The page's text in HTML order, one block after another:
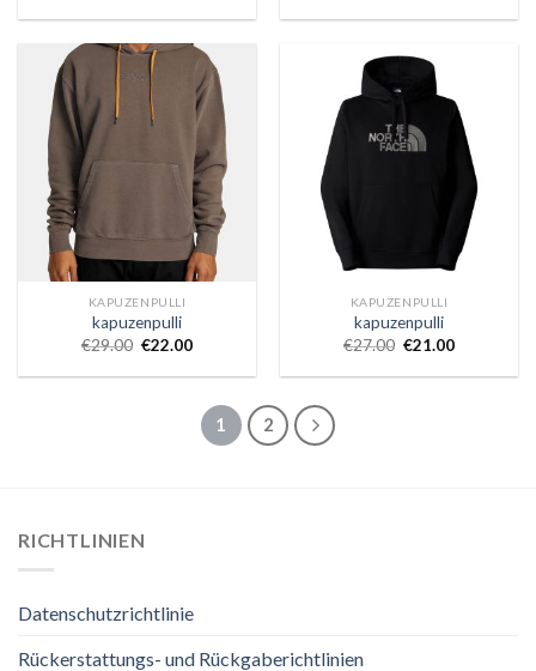
KAPUZENPULLI
kapuzenpulli
€29.00 €22.00
KAPUZENPULLI
kapuzenpulli
€27.00 €21.00
1 2
RICHTLINIEN
Datenschutzrichtlinie
Rückerstattungs- und Rückgaberichtlinien